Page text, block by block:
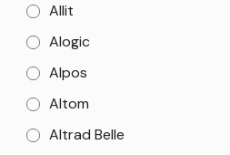
Allit
Alogic
Alpos
Altom
Altrad Belle